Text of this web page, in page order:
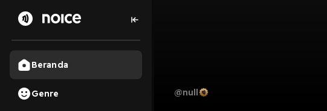
Beranda
Genre @null